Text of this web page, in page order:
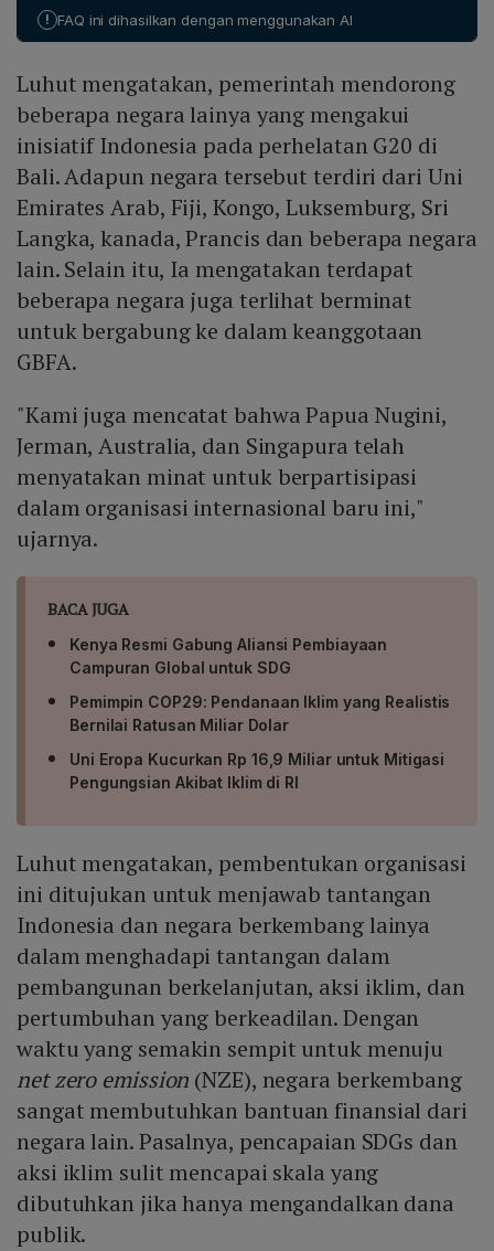
pembangunan berkelanjutan, dan menciptakan
pertumbuhan yang adil.
menutup kesenjangan pembiayaan. Dengan demikian,
aksi iklim, terutama di negara‑negara berkembang
yang memerlukan dukungan finansial ekstra di luar
dana publik.
! FAQ ini dihasilkan dengan menggunakan AI
Luhut mengatakan, pemerintah mendorong
beberapa negara lainya yang mengakui
inisiatif Indonesia pada perhelatan G20 di
Bali. Adapun negara tersebut terdiri dari Uni
Emirates Arab, Fiji, Kongo, Luksemburg, Sri
Langka, kanada, Prancis dan beberapa negara
lain. Selain itu, Ia mengatakan terdapat
beberapa negara juga terlihat berminat
untuk bergabung ke dalam keanggotaan
GBFA.
"Kami juga mencatat bahwa Papua Nugini,
Jerman, Australia, dan Singapura telah
menyatakan minat untuk berpartisipasi
dalam organisasi internasional baru ini,"
ujarnya.
BACA JUGA
Kenya Resmi Gabung Aliansi Pembiayaan
Campuran Global untuk SDG
Pemimpin COP29: Pendanaan Iklim yang Realistis
Bernilai Ratusan Miliar Dolar
Uni Eropa Kucurkan Rp 16,9 Miliar untuk Mitigasi
Pengungsian Akibat Iklim di RI
Luhut mengatakan, pembentukan organisasi
ini ditujukan untuk menjawab tantangan
Indonesia dan negara berkembang lainya
dalam menghadapi tantangan dalam
pembangunan berkelanjutan, aksi iklim, dan
pertumbuhan yang berkeadilan. Dengan
waktu yang semakin sempit untuk menuju
net zero emission (NZE), negara berkembang
sangat membutuhkan bantuan finansial dari
negara lain. Pasalnya, pencapaian SDGs dan
aksi iklim sulit mencapai skala yang
dibutuhkan jika hanya mengandalkan dana
publik.